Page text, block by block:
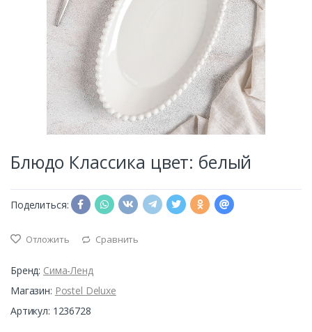
Блюдо Классика цвет: белый
Поделиться:
Отложить Сравнить
Бренд: Сима-Ленд
Магазин: Postel Deluxe
Артикул: 1236728